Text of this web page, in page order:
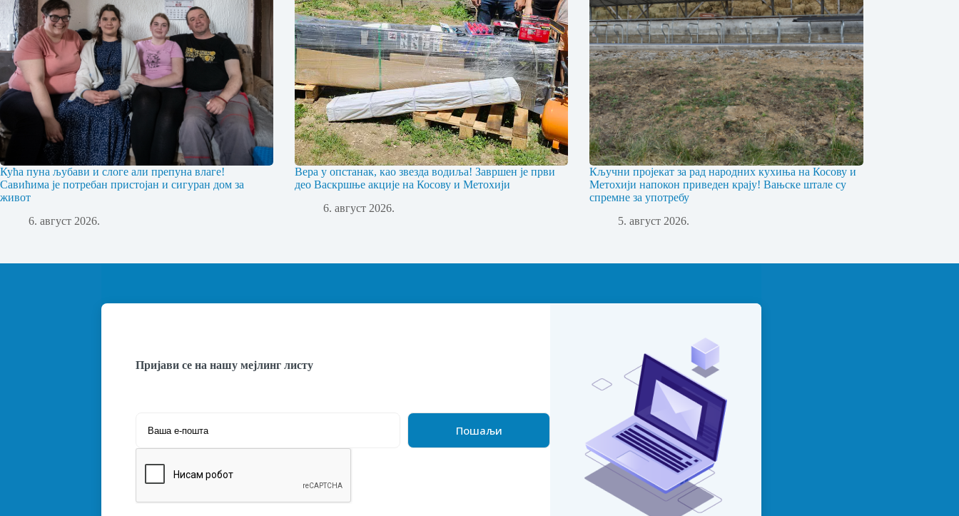
Кућа пуна љубави и слоге али препуна влаге!
Савићима је потребан пристојан и сигуран дом за
живот
6. август 2026.
Вера у опстанак, као звезда водиља! Завршен је први
део Васкршње акције на Косову и Метохији
6. август 2026.
Кључни пројекат за рад народних кухиња на Косову и
Метохији напокон приведен крају! Вањске штале су
спремне за употребу
5. август 2026.
Пријави се на нашу мејлинг листу